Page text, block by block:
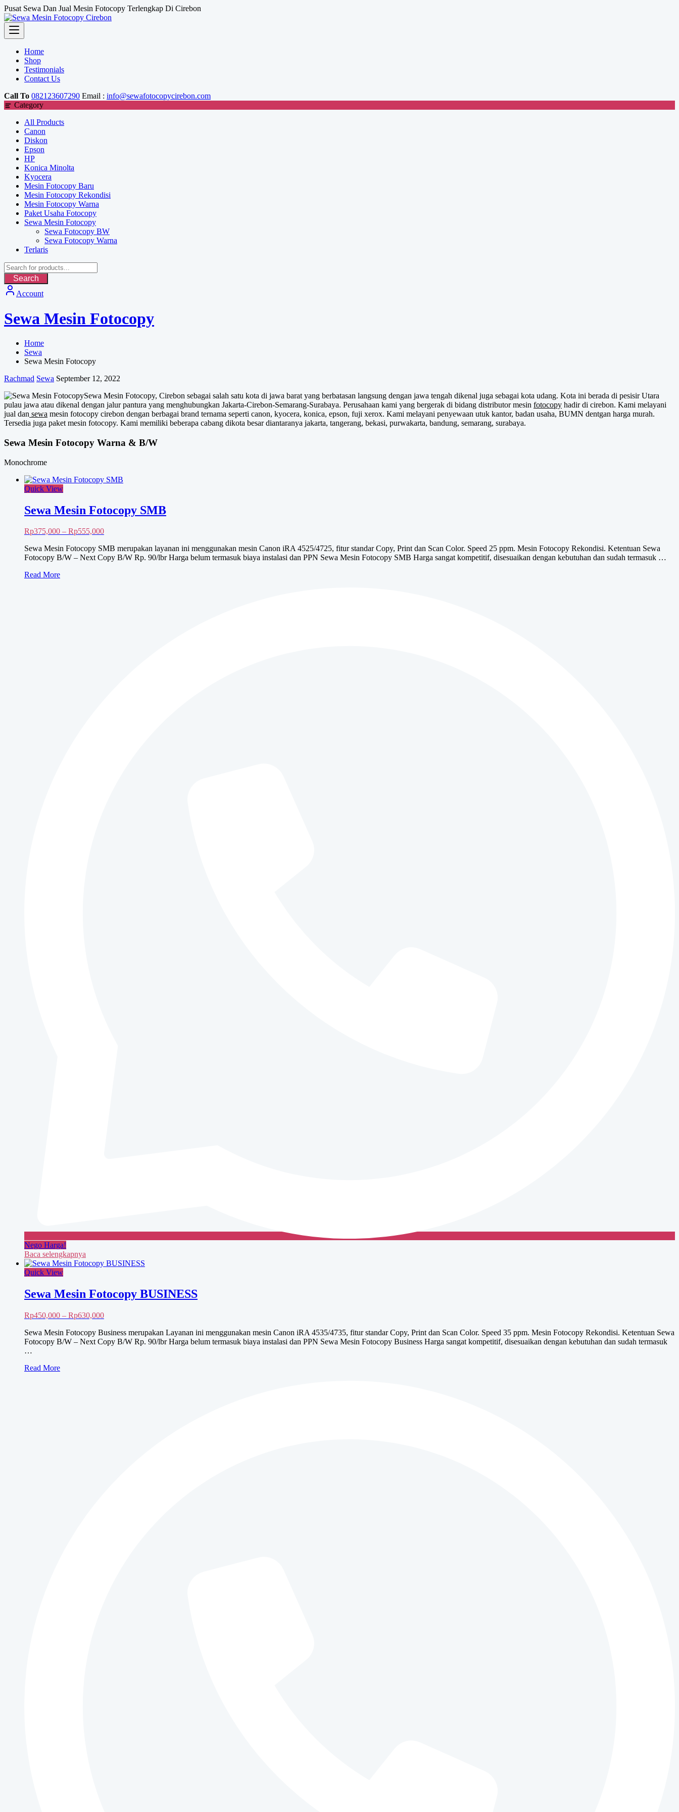
Skip
to
content
Pusat Sewa Dan Jual Mesin Fotocopy Terlengkap Di Cirebon
Home
Shop
Testimonials
Contact Us
Call To 082123607290 Email : info@sewafotocopycirebon.com
Category
All Products
Canon
Diskon
Epson
HP
Konica Minolta
Kyocera
Mesin Fotocopy Baru
Mesin Fotocopy Rekondisi
Mesin Fotocopy Warna
Paket Usaha Fotocopy
Sewa Mesin Fotocopy
Sewa Fotocopy BW
Sewa Fotocopy Warna
Terlaris
Search
Account
Sewa Mesin Fotocopy
Home
Sewa
Sewa Mesin Fotocopy
Rachmad Sewa September 12, 2022
Sewa Mesin Fotocopy, Cirebon sebagai salah satu kota di jawa barat yang berbatasan langsung dengan jawa tengah dikenal juga sebagai kota udang. Kota ini berada di pesisir Utara
pulau jawa atau dikenal dengan jalur pantura yang menghubungkan Jakarta-Cirebon-Semarang-Surabaya. Perusahaan kami yang bergerak di bidang distributor mesin fotocopy hadir di cirebon. Kami melayani
jual dan sewa mesin fotocopy cirebon dengan berbagai brand ternama seperti canon, kyocera, konica, epson, fuji xerox. Kami melayani penyewaan utuk kantor, badan usaha, BUMN dentgan harga murah.
Tersedia juga paket mesin fotocopy. Kami memiliki beberapa cabang dikota besar diantaranya jakarta, tangerang, bekasi, purwakarta, bandung, semarang, surabaya.
Sewa Mesin Fotocopy Warna & B/W
Monochrome
Quick View
Sewa Mesin Fotocopy SMB
Rp375,000 – Rp555,000Rentang
Rp375,000
hingga
Sewa Mesin Fotocopy SMB merupakan layanan ini menggunakan mesin Canon iRA 4525/4725, fitur standar Copy, Print dan Scan Color. Speed 25 ppm. Mesin Fotocopy Rekondisi. Ketentuan Sewa
Fotocopy B/W – Next Copy B/W Rp. 90/lbr Harga belum termasuk biaya instalasi dan PPN Sewa Mesin Fotocopy SMB Harga sangat kompetitif, disesuaikan dengan kebutuhan dan sudah termasuk …
Sewa
Read More
Nego Harga!
Baca selengkapnya
Quick View
Sewa Mesin Fotocopy BUSINESS
Rp450,000 – Rp630,000Rentang
Rp450,000
hingga
Sewa Mesin Fotocopy Business merupakan Layanan ini menggunakan mesin Canon iRA 4535/4735, fitur standar Copy, Print dan Scan Color. Speed 35 ppm. Mesin Fotocopy Rekondisi. Ketentuan Sewa
Fotocopy B/W – Next Copy B/W Rp. 90/lbr Harga belum termasuk biaya instalasi dan PPN Sewa Mesin Fotocopy Business Harga sangat kompetitif, disesuaikan dengan kebutuhan dan sudah termasuk
…
Sewa
Read More